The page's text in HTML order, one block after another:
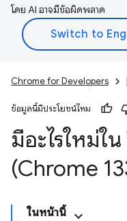
โดย AI อาจมีข้อผิดพลาด
Chrome for Developers
ข้อมูลนี้มีประโยชน์ไหม
มีอะไรใหม่ใ
(Chrome
ในหน้านี้